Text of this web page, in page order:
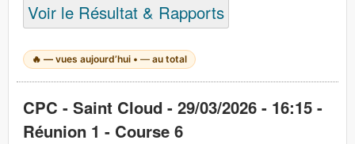
Voir le Résultat & Rapports
🔥— vues aujourd’hui •— au total
CPC - Saint Cloud - 29/03/2026 - 16:15 -
Réunion 1 - Course 6